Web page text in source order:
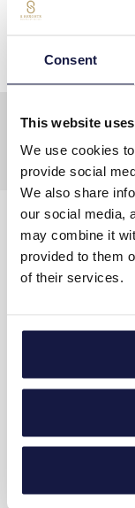
Consent
This website
We use cookies
provide social
We also share
our social media,
may combine it
provided to them
of their services.
Address: